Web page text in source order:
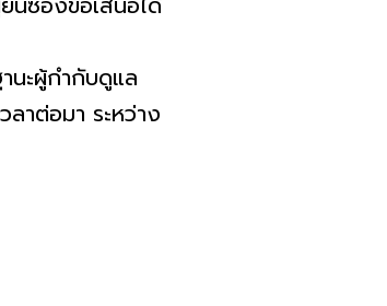
นะผู้กำกับดูแล
ลาต่อมา ระหว่าง